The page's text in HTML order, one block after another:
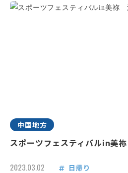
中国地方
スポーツフェスティバルin美
2023.03.02 日帰り